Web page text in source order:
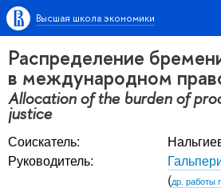
Высшая школа экономики
Распределение
в международном
Allocation of the burden of
justice
Соискатель:
Руководитель:
(др. работы